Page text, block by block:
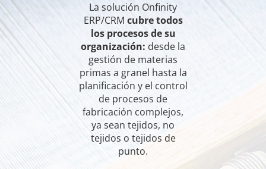
La solución Onfinity
ERP/CRM cubre todos
los procesos de su
organización: desde la
gestión de materias
primas a granel hasta la
planificación y el control
de procesos de
fabricación complejos,
ya sean tejidos, no
tejidos o tejidos de
punto.